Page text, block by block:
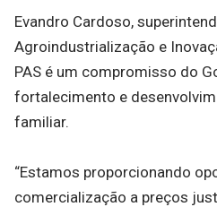
Evandro Cardoso,
Agroindustrialização e
PAS é um compromisso do
fortalecimento e
familiar.
“Estamos proporcionando
comercialização a preços